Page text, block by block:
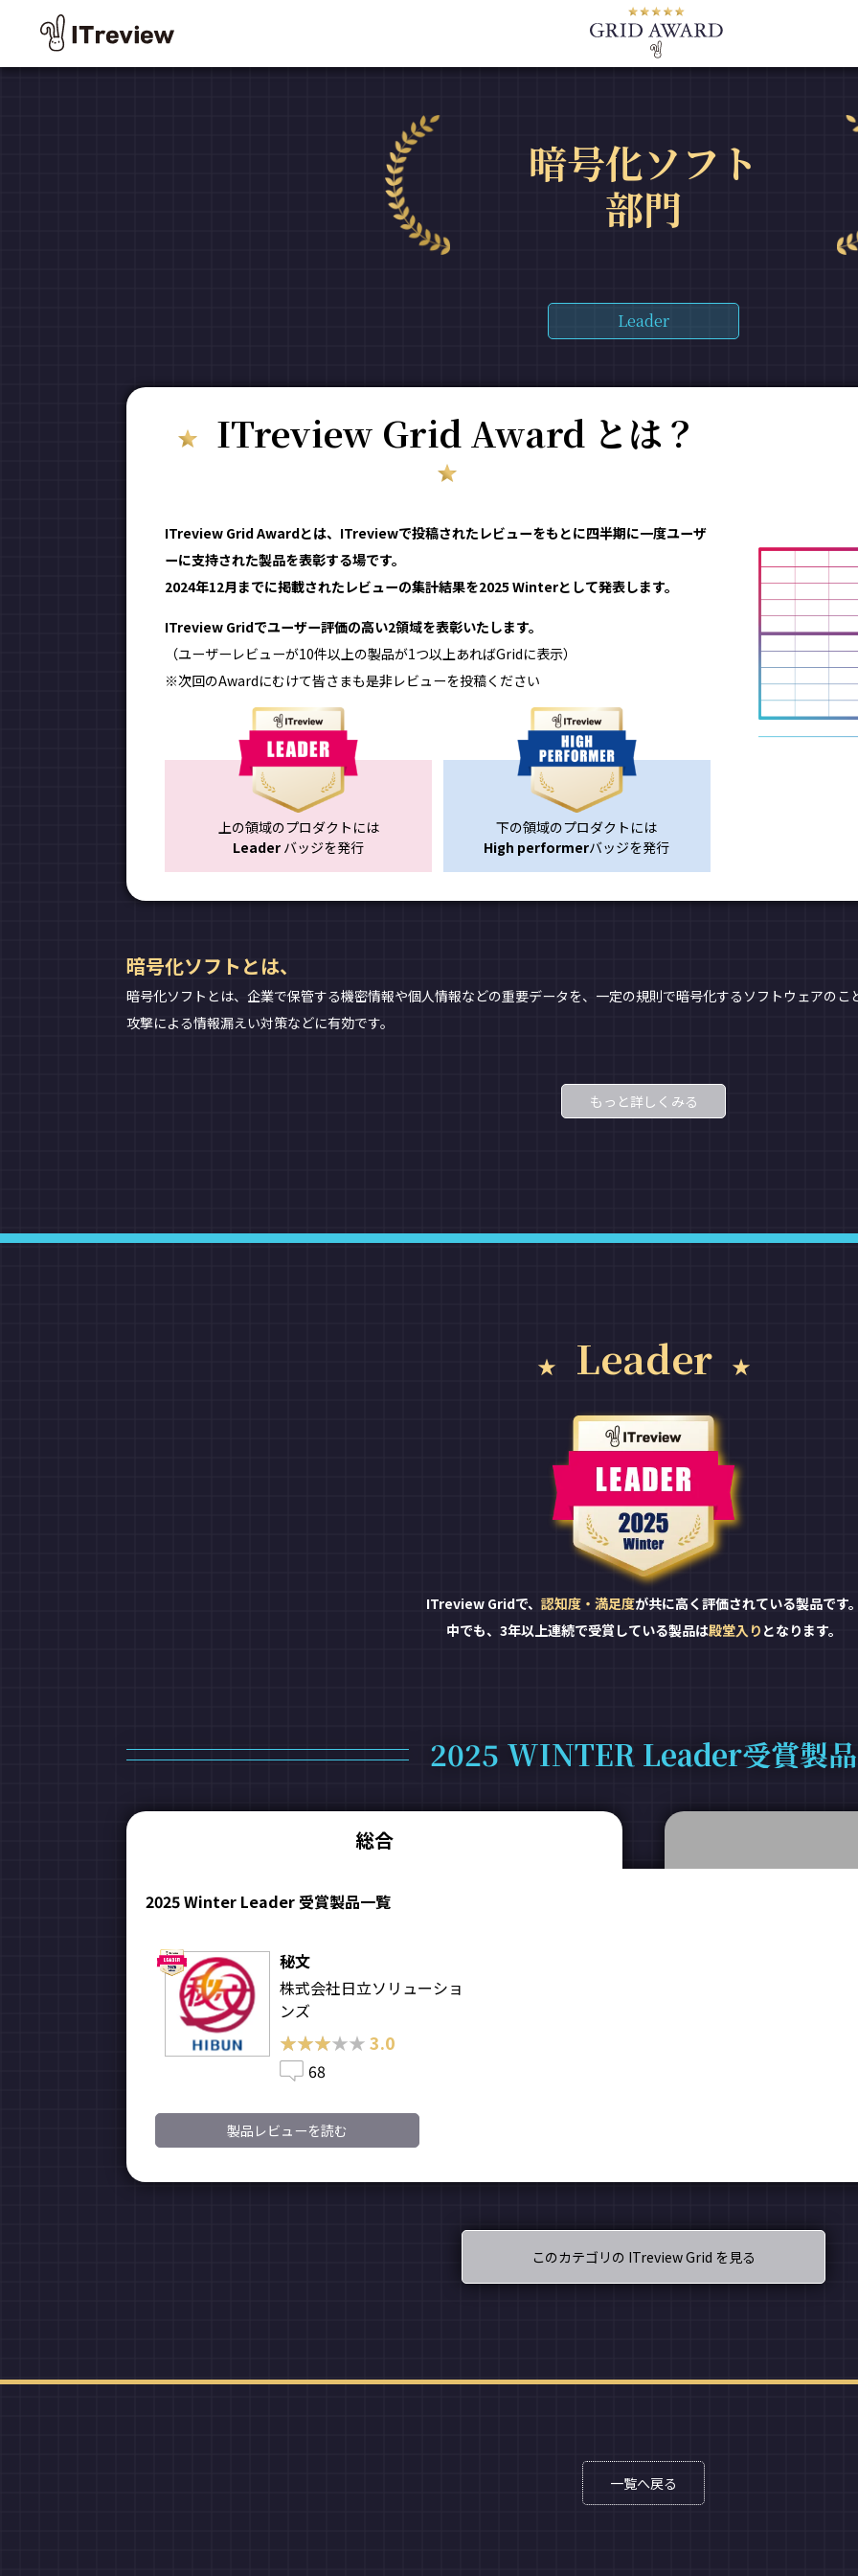
暗号化ソフト
部門
Leader
ITreview Grid Award とは？
ITreview Grid Awardとは、ITreviewで投稿されたレビューをもとに四半期に一度ユーザ
ーに支持された製品を表彰する場です。
2024年12月までに掲載されたレビューの集計結果を2025 Winterとして発表します。
ITreview Gridでユーザー評価の高い2領域を表彰いたします。
（ユーザーレビューが10件以上の製品が1つ以上あればGridに表示）
※次回のAwardにむけて皆さまも是非レビューを投稿ください
上の領域のプロダクトには
Leader バッジを発行
下の領域のプロダクトには
High performerバッジを発行
暗号化ソフトとは、
暗号化ソフトとは、企業で保管する機密情報や個人情報などの重要データを、一定の規則で暗号化するソフトウェアの
攻撃による情報漏えい対策などに有効です。
もっと詳しくみる
Leader
ITreview Gridで、 認知度・満足度が共に高く評価されている製品です
中でも、3年以上連続で受賞している製品は殿堂入り となります。
2025 WINTER Leader受賞製品
総合
2025 Winter Leader 受賞製品一覧
秘文
株式会社日立ソリューショ
ンズ
★★★★★
★★★★★3.0
68
製品レビューを読む
このカテゴリの ITreview Grid を見る
一覧へ戻る